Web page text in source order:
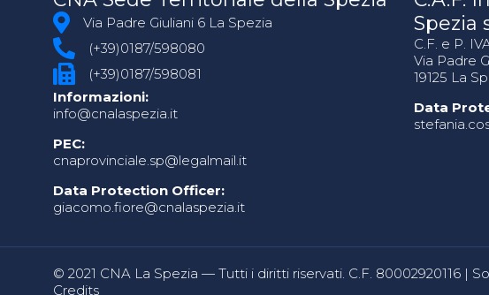
Via Padre Giuliani 6 La Spezia
(+39)0187/598080
(+39)0187/598081
Informazioni:
info@cnalaspezia.it
PEC:
cnaprovinciale.sp@legalmail.it
Data Protection Officer:
giacomo.fiore@cnalaspezia.it
Spezia
C.F. e P.
Via Padre
19125 La
Data
© 2021 CNA La Spezia — Tutti i diritti riservati. C.F. 80002920116 |
Credits